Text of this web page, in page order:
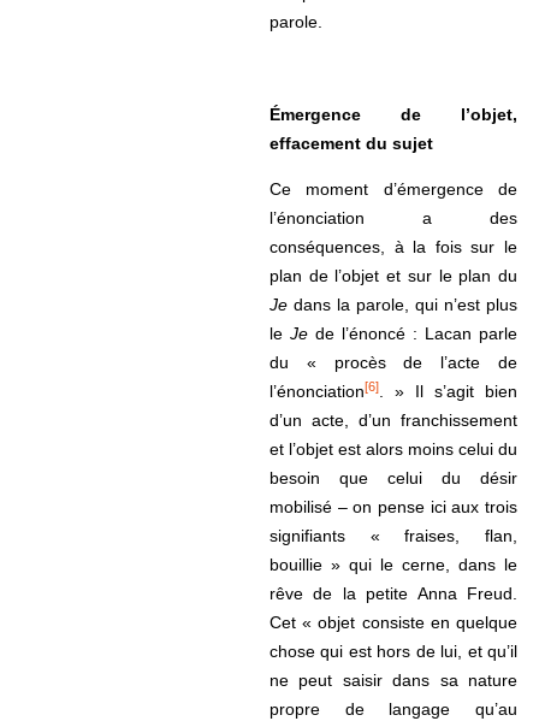
parole.
Émergence de l’objet,
effacement du sujet
Ce moment d’émergence de
l’énonciation a des
conséquences, à la fois sur le
plan de l’objet et sur le plan du
Je dans la parole, qui n’est plus
leJede l’énoncé : Lacan parle
du « procès de l’acte de
l’énonciation[6]. » Il s’agit bien
d’un acte, d’un franchissement
et l’objet est alors moins celui du
besoin que celui du désir
mobilisé – on pense ici aux trois
signifiants « fraises, flan,
bouillie » qui le cerne, dans le
rêve de la petite Anna Freud.
Cet « objet consiste en quelque
chose qui est hors de lui, et qu’il
ne peut saisir dans sa nature
propre de langage qu’au